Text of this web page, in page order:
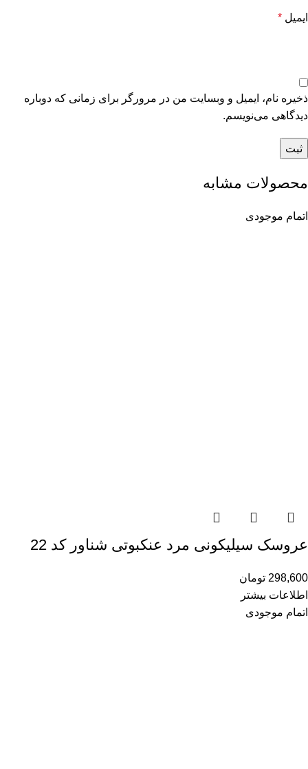
ایمیل *
ذخیره نام، ایمیل و وبسایت من در مرورگر برای زمانی که دوباره
دیدگاهی می‌نویسم.
محصولات مشابه
اتمام موجودی
عروسک سیلیکونی مرد عنکبوتی شناور کد 22
298,600 تومان
اطلاعات بیشتر
اتمام موجودی